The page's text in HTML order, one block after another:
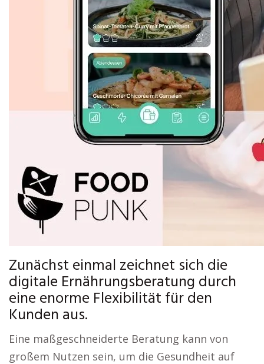
Zunächst einmal zeichnet sich die
digitale Ernährungsberatung durch
eine enorme Flexibilität für den
Kunden aus.
Eine maßgeschneiderte Beratung kann von
großem Nutzen sein, um die Gesundheit auf